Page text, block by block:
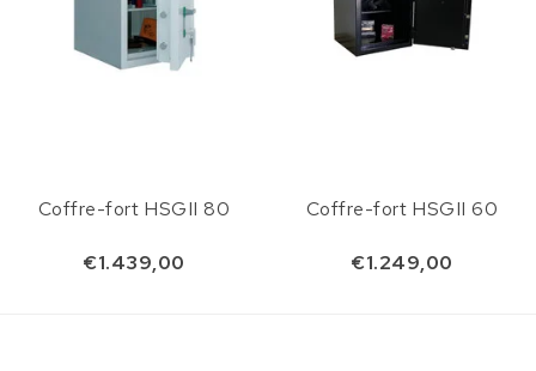
Coffre-fort HSGII 80
€1.439,00
Coffre-fort HSGII 60
€1.249,00